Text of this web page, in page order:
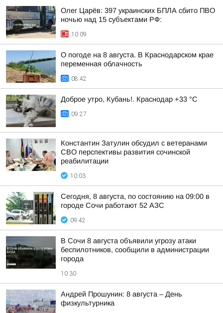
Олег Царёв: 397 украинских БПЛА сбито ПВО
ночью над 15 субъектами РФ:
10:09
О погоде на 8 августа. В Краснодарском крае
переменная облачность
08:42
Доброе утро, Кубань!. Краснодар +33 °С
09:27
Константин Затулин обсудил с ветеранами
СВО перспективы развития сочинской
реабилитации
10:03
Сегодня, 8 августа, по состоянию на 09:00 в
городе Сочи работают 52 АЗС
09:42
В Сочи 8 августа объявили угрозу атаки
беспилотников, сообщили в администрации
города
10:30
Андрей Прошунин: 8 августа – День
физкультурника